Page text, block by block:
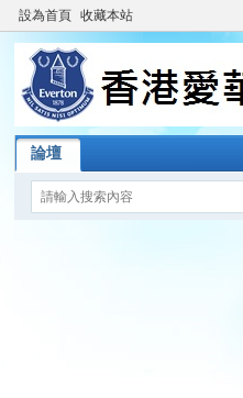
設為首頁 收藏本站
論壇